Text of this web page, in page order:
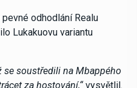
odhodlání Realu
Lukakuovu variantu
se soustředili na Mbappého
za hostování,“vysvětlil.